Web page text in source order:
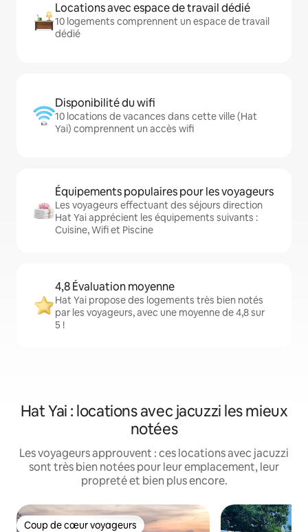
Locations avec espace de travail dédié
10 logements comprennent un espace de travail
dédié
Disponibilité du wifi
10 locations de vacances dans cette ville (Hat
Yai) comprennent un accès wifi
Équipements populaires pour les voyageurs
Les voyageurs effectuant des séjours direction
Hat Yai apprécient les équipements suivants :
Cuisine, Wifi et Piscine
4,8 Évaluation moyenne
Hat Yai propose des logements très bien notés
par les voyageurs, avec une moyenne de 4,8 sur
5 !
Hat Yai : locations avec jacuzzi les mieux
notées
Les voyageurs approuvent : ces locations avec jacuzzi
sont très bien notées pour leur emplacement, leur
propreté et bien plus encore.
Coup de cœur voyageurs